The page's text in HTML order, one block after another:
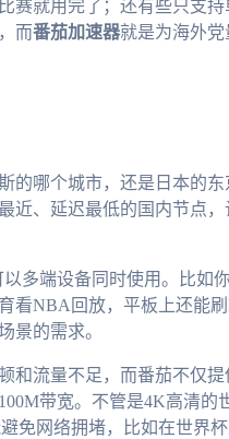
赛就用完了；还有些只支持
而番茄加速器就是为海外党
的哪个城市，还是日本的东
近、延迟最低的国内节点，
多端设备同时使用。比如
看NBA回放，平板上还能
景的需求。
和流量不足，而番茄不仅提
带宽。不管是4K高清的
免网络拥堵，比如在世界